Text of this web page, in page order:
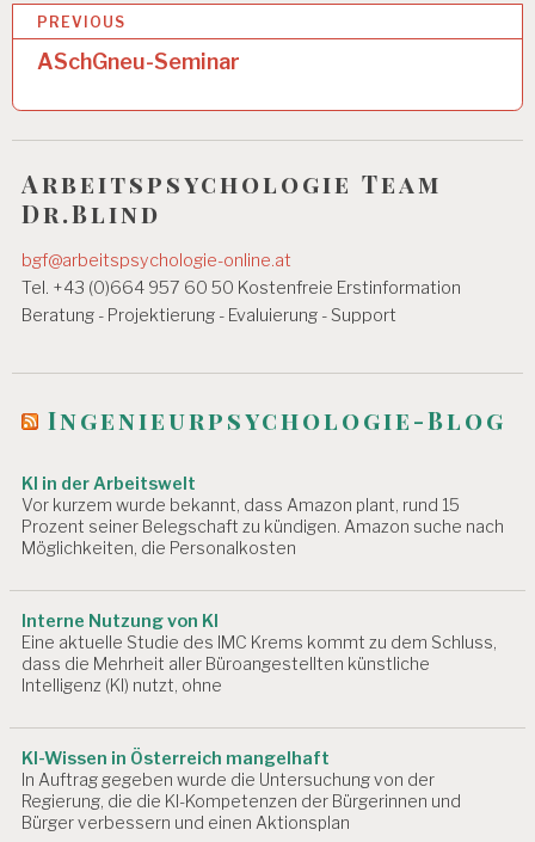
B
i
t
r
a
g
s
a
v
g
a
i
o
n
PREVIOUS
ASchGneu-Seminar
Arbeitspsychologie Team
Dr.Blind
bgf@arbeitspsychologie-online.at
Tel. +43 (0)664 957 60 50 Kostenfreie Erstinformation
Beratung - Projektierung - Evaluierung - Support
Ingenieurpsychologie-Blog
KI in der Arbeitswelt
Vor kurzem wurde bekannt, dass Amazon plant, rund 15
Prozent seiner Belegschaft zu kündigen. Amazon suche nach
Möglichkeiten, die Personalkosten
Interne Nutzung von KI
Eine aktuelle Studie des IMC Krems kommt zu dem Schluss,
dass die Mehrheit aller Büroangestellten künstliche
Intelligenz (KI) nutzt, ohne
KI-Wissen in Österreich mangelhaft
In Auftrag gegeben wurde die Untersuchung von der
Regierung, die die KI-Kompetenzen der Bürgerinnen und
Bürger verbessern und einen Aktionsplan